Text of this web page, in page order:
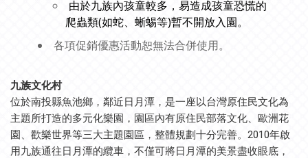
由於九族內孩童較多，易造成孩童恐慌的
爬蟲類(如蛇、蜥蜴等)暫不開放入園。
各項促銷優惠活動恕無法合併使用。
九族文化村
位於南投縣魚池鄉，鄰近日月潭，是一座以台灣原住民文化為
主題所打造的多元化樂園，園區內有原住民部落文化、歐洲花
園、歡樂世界等三大主題園區，整體規劃十分完善。2010年啟
用九族通往日月潭的纜車，不僅可將日月潭的美景盡收眼底，